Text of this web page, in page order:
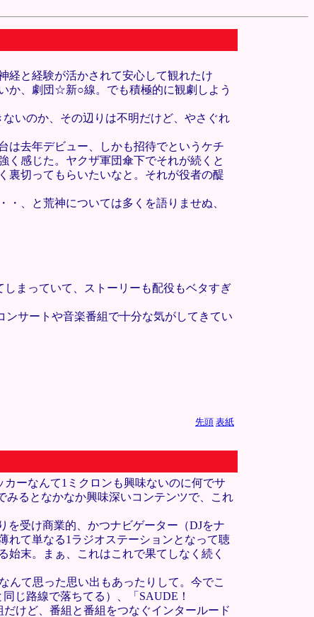
経と経験が活かされて安心して観れたけ
か、劇団☆新○線。でも積極的に観劇しよう
いのか、その辺りは不明だけど、やさぐれ
は去年デビュー、しかも招待でというケチ
く感じた。ヤクザ軍団傘下でそれが続くと
裏切ってもらいたいなと。それが役者の醍
、と荒神については多くを語りませぬ、
まっていて、ストーリーも配役もベタすぎ
サートや音楽番組で十分な気がしてきてい
先頭 表紙
ーなんて1ミクロンも興味ないのに何でサ
みるとなかなか興味深いコンテンツで、これ
を受け商業的、かつナビゲーター（DJをナ
れて単なる1ラジオステーションとなって聴
末。まぁ、これはこれで果てしなく続く
んて思った思い出もあったりして。今でこ
じ路線で落ちてる）、「SAUDE！
けど、番組と番組をつなぐインタールード